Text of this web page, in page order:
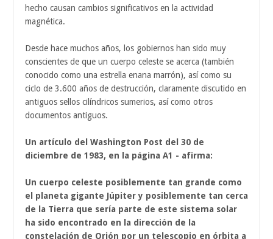
hecho causan cambios significativos en la actividad
magnética.
Desde hace muchos años, los gobiernos han sido muy
conscientes de que un cuerpo celeste se acerca (también
conocido como una estrella enana marrón), así como su
ciclo de 3.600 años de destrucción, claramente discutido en
antiguos sellos cilíndricos sumerios, así como otros
documentos antiguos.
Un artículo del Washington Post del 30 de
diciembre de 1983, en la página A1 - afirma:
Un cuerpo celeste posiblemente tan grande como
el planeta gigante Júpiter y posiblemente tan cerca
de la Tierra que sería parte de este sistema solar
ha sido encontrado en la dirección de la
constelación de Orión por un telescopio en órbita a